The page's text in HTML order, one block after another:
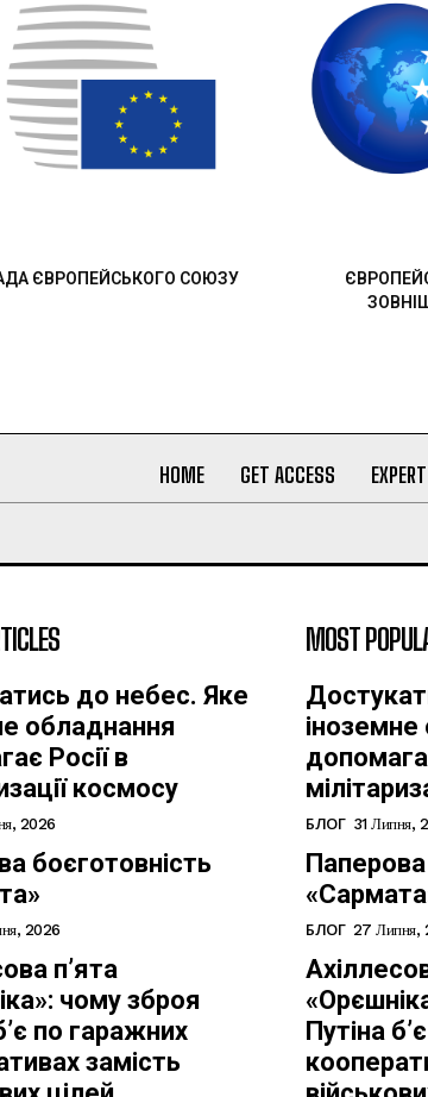
ЄВРОПЕЙСЬКОГО СОЮЗУ
HOME GET ACCESS
до небес. Яке
обладнання
Росії в
космосу
2026
боєготовність
2026
п’ята
чому зброя
по гаражних
замість
MOST
БЛОГ 31 Липня,
Паперова
БЛОГ 27 Липня,
Путіна